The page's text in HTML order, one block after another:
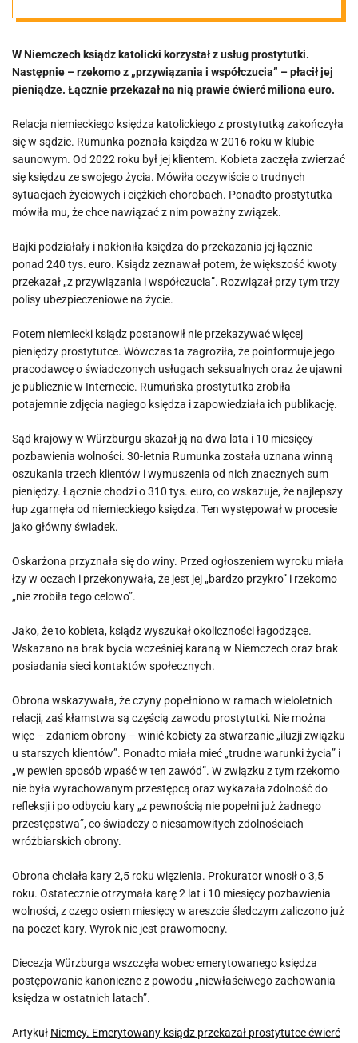
prostytutce
ćwierć miliona
euro.
Obiecywała mu
„poważny
związek”
W Niemczech ksiądz katolicki korzystał z usług prostytutki.
Następnie – rzekomo z „przywiązania i współczucia” – płacił jej
pieniądze. Łącznie przekazał na nią prawie ćwierć miliona euro.
Relacja niemieckiego księdza katolickiego z prostytutką zakończyła
się w sądzie. Rumunka poznała księdza w 2016 roku w klubie
saunowym. Od 2022 roku był jej klientem. Kobieta zaczęła zwierzać
się księdzu ze swojego życia. Mówiła oczywiście o trudnych
sytuacjach życiowych i ciężkich chorobach. Ponadto prostytutka
mówiła mu, że chce nawiązać z nim poważny związek.
Bajki podziałały i nakłoniła księdza do przekazania jej łącznie
ponad 240 tys. euro. Ksiądz zeznawał potem, że większość kwoty
przekazał „z przywiązania i współczucia”. Rozwiązał przy tym trzy
polisy ubezpieczeniowe na życie.
Potem niemiecki ksiądz postanowił nie przekazywać więcej
pieniędzy prostytutce. Wówczas ta zagroziła, że poinformuje jego
pracodawcę o świadczonych usługach seksualnych oraz że ujawni
je publicznie w Internecie. Rumuńska prostytutka zrobiła
potajemnie zdjęcia nagiego księdza i zapowiedziała ich publikację.
Sąd krajowy w Würzburgu skazał ją na dwa lata i 10 miesięcy
pozbawienia wolności. 30-letnia Rumunka została uznana winną
oszukania trzech klientów i wymuszenia od nich znacznych sum
pieniędzy. Łącznie chodzi o 310 tys. euro, co wskazuje, że najlepszy
łup zgarnęła od niemieckiego księdza. Ten występował w procesie
jako główny świadek.
Oskarżona przyznała się do winy. Przed ogłoszeniem wyroku miała
łzy w oczach i przekonywała, że jest jej „bardzo przykro” i rzekomo
„nie zrobiła tego celowo”.
Jako, że to kobieta, ksiądz wyszukał okoliczności łagodzące.
Wskazano na brak bycia wcześniej karaną w Niemczech oraz brak
posiadania sieci kontaktów społecznych.
Obrona wskazywała, że czyny popełniono w ramach wieloletnich
relacji, zaś kłamstwa są częścią zawodu prostytutki. Nie można
więc – zdaniem obrony – winić kobiety za stwarzanie „iluzji związku
u starszych klientów”. Ponadto miała mieć „trudne warunki życia” i
„w pewien sposób wpaść w ten zawód”. W związku z tym rzekomo
nie była wyrachowanym przestępcą oraz wykazała zdolność do
refleksji i po odbyciu kary „z pewnością nie popełni już żadnego
przestępstwa”, co świadczy o niesamowitych zdolnościach
wróżbiarskich obrony.
Obrona chciała kary 2,5 roku więzienia. Prokurator wnosił o 3,5
roku. Ostatecznie otrzymała karę 2 lat i 10 miesięcy pozbawienia
wolności, z czego osiem miesięcy w areszcie śledczym zaliczono już
na poczet kary. Wyrok nie jest prawomocny.
Diecezja Würzburga wszczęła wobec emerytowanego księdza
postępowanie kanoniczne z powodu „niewłaściwego zachowania
księdza w ostatnich latach”.
Artykuł Niemcy. Emerytowany ksiądz przekazał prostytutce ćwierć